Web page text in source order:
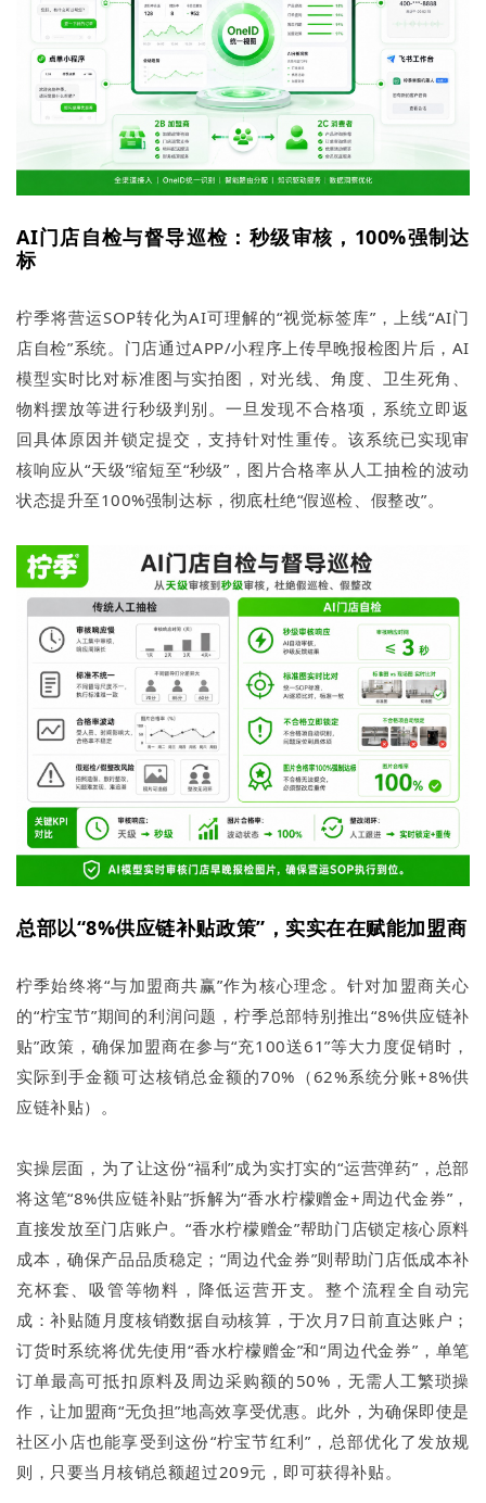
AI门店自检与督导巡检：秒级审核，100%强制达
标
柠季将营运SOP转化为AI可理解的“视觉标签库”，上线“AI门
店自检”系统。门店通过APP/小程序上传早晚报检图片后，AI
模型实时比对标准图与实拍图，对光线、角度、卫生死角、
物料摆放等进行秒级判别。一旦发现不合格项，系统立即返
回具体原因并锁定提交，支持针对性重传。该系统已实现审
核响应从“天级”缩短至“秒级”，图片合格率从人工抽检的波动
状态提升至100%强制达标，彻底杜绝“假巡检、假整改”。
总部以“8%供应链补贴政策”，实实在在赋能加盟商
柠季始终将“与加盟商共赢”作为核心理念。针对加盟商关心
的“柠宝节”期间的利润问题，柠季总部特别推出“8%供应链补
贴”政策，确保加盟商在参与“充100送61”等大力度促销时，
实际到手金额可达核销总金额的70%（62%系统分账+8%供
应链补贴）。
实操层面，为了让这份“福利”成为实打实的“运营弹药”，总部
将这笔“8%供应链补贴”拆解为“香水柠檬赠金+周边代金券”，
直接发放至门店账户。“香水柠檬赠金”帮助门店锁定核心原料
成本，确保产品品质稳定；“周边代金券”则帮助门店低成本补
充杯套、吸管等物料，降低运营开支。整个流程全自动完
成：补贴随月度核销数据自动核算，于次月7日前直达账户；
订货时系统将优先使用“香水柠檬赠金”和“周边代金券”，单笔
订单最高可抵扣原料及周边采购额的50%，无需人工繁琐操
作，让加盟商“无负担”地高效享受优惠。此外，为确保即使是
社区小店也能享受到这份“柠宝节红利”，总部优化了发放规
则，只要当月核销总额超过209元，即可获得补贴。